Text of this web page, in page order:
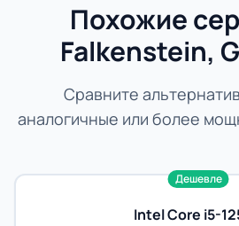
Похожие
Falkenstein,
Сравните
аналогичные или более
Дешевле
Intel Core i5-